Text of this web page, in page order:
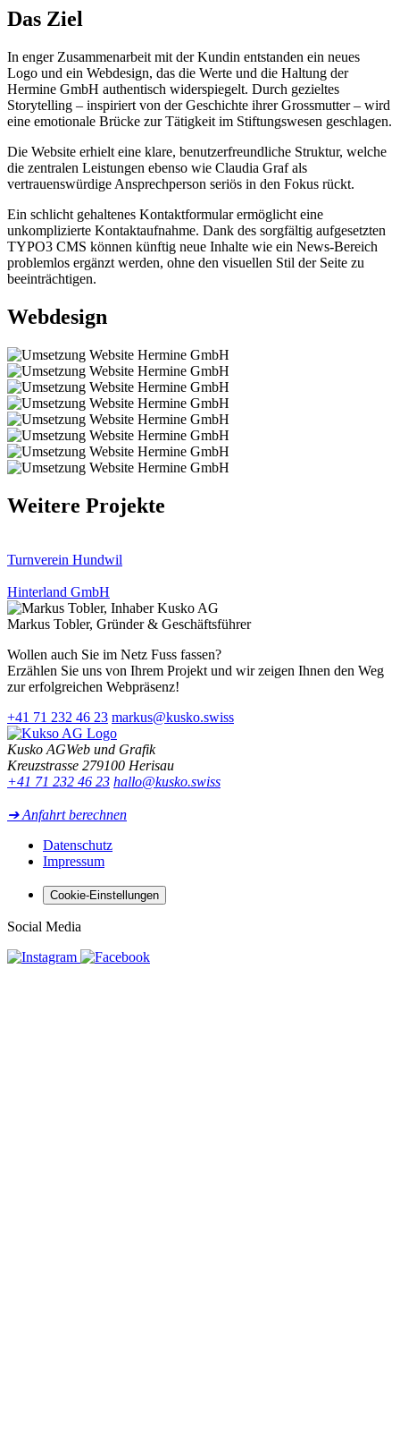
Das Ziel
In enger Zusammenarbeit mit der Kundin entstanden ein neues
Logo und ein Webdesign, das die Werte und die Haltung der
Hermine GmbH authentisch widerspiegelt. Durch gezieltes
Storytelling – inspiriert von der Geschichte ihrer Grossmutter – wird
eine emotionale Brücke zur Tätigkeit im Stiftungswesen geschlagen.
Die Website erhielt eine klare, benutzerfreundliche Struktur, welche
die zentralen Leistungen ebenso wie Claudia Graf als
vertrauenswürdige Ansprechperson seriös in den Fokus rückt.
Ein schlicht gehaltenes Kontaktformular ermöglicht eine
unkomplizierte Kontaktaufnahme. Dank des sorgfältig aufgesetzten
TYPO3 CMS können künftig neue Inhalte wie ein News-Bereich
problemlos ergänzt werden, ohne den visuellen Stil der Seite zu
beeinträchtigen.
Webdesign
Weitere Projekte
Turnverein Hundwil
Hinterland GmbH
Markus Tobler, Gründer & Geschäftsführer
Wollen auch Sie im Netz Fuss fassen?
Erzählen Sie uns von Ihrem Projekt und wir zeigen Ihnen den Weg
zur erfolgreichen Webpräsenz!
+41 71 232 46 23 markus@kusko.swiss
Kusko AGWeb und Grafik
Kreuzstrasse 279100 Herisau
+41 71 232 46 23 hallo@kusko.swiss
➔ Anfahrt berechnen
Datenschutz
Impressum
Cookie-Einstellungen
Social Media